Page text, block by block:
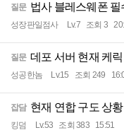
질문 법사 블레스웨폰 필
성장판일점사 Lv.7 조회 3
질문 데포 서버 현재 케
성공한놈 Lv.15 조회 249
잡담 현재 연합 구도 상황
킹덤 Lv.53 조회 383 15:51